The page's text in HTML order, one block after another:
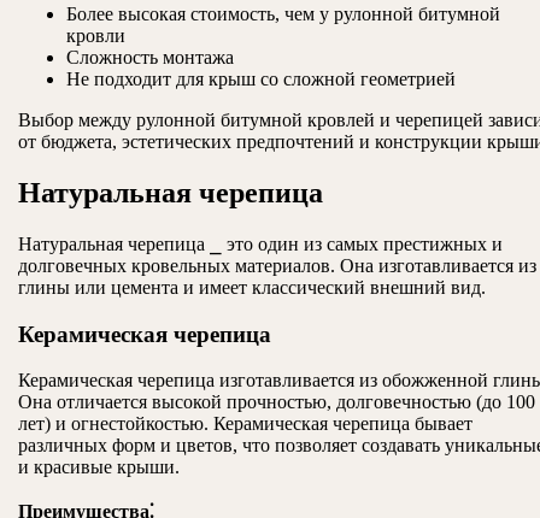
Более высокая стоимость, чем у рулонной битумной
кровли
Сложность монтажа
Не подходит для крыш со сложной геометрией
Выбор между рулонной битумной кровлей и черепицей
от бюджета, эстетических предпочтений и конструкции
Натуральная черепица
Натуральная черепица ⎯ это один из самых престижных и
долговечных кровельных материалов. Она изготавливается из
глины или цемента и имеет классический внешний вид.
Керамическая черепица
Керамическая черепица изготавливается из обожженной
Она отличается высокой прочностью, долговечностью (до 100
лет) и огнестойкостью. Керамическая черепица бывает
различных форм и цветов, что позволяет создавать
и красивые крыши.
Преимущества⁚